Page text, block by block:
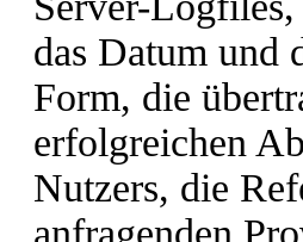
das Datum und
Form, die
erfolgreichen
Nutzers, die
anfragenden